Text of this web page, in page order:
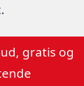
gratis og